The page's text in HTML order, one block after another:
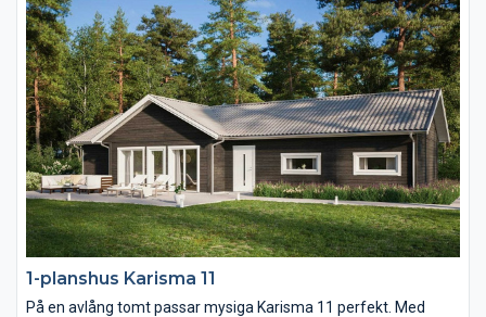
1-planshus Karisma 11
På en avlång tomt passar mysiga Karisma 11 perfekt. Med